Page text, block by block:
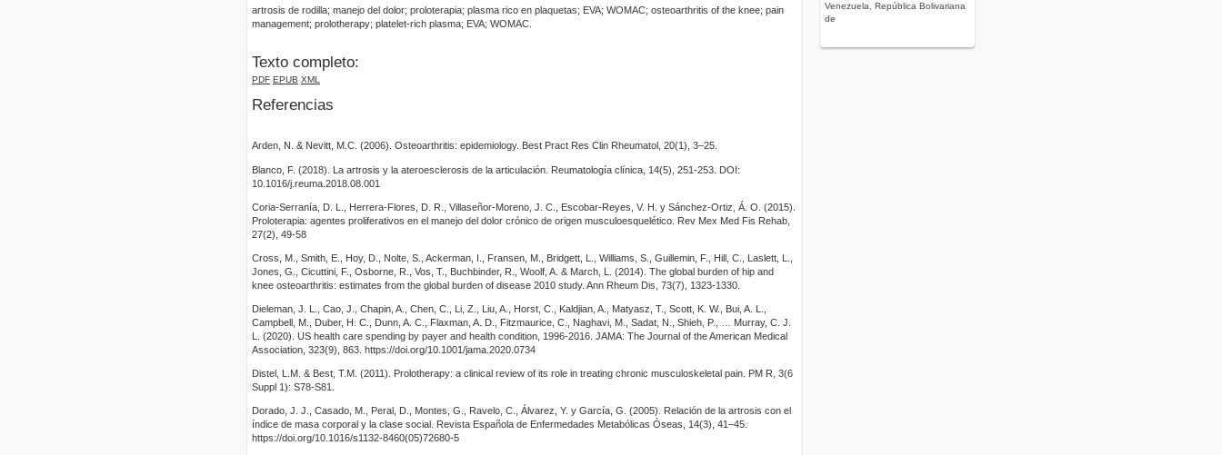
Venezuela, República Bolivariana
de
artrosis de rodilla; manejo del dolor; proloterapia; plasma rico en plaquetas; EVA; WOMAC; osteoarthritis of the knee; pain
management; prolotherapy; platelet-rich plasma; EVA; WOMAC.
Texto completo:
PDF EPUB XML
Referencias
Arden, N. & Nevitt, M.C. (2006). Osteoarthritis: epidemiology. Best Pract Res Clin Rheumatol, 20(1), 3–25.
Blanco, F. (2018). La artrosis y la ateroesclerosis de la articulación. Reumatología clínica, 14(5), 251-253. DOI:
10.1016/j.reuma.2018.08.001
Coria-Serranía, D. L., Herrera-Flores, D. R., Villaseñor-Moreno, J. C., Escobar-Reyes, V. H. y Sánchez-Ortiz, Á. O. (2015).
Proloterapia: agentes proliferativos en el manejo del dolor crónico de origen musculoesquelético. Rev Mex Med Fis Rehab,
27(2), 49-58
Cross, M., Smith, E., Hoy, D., Nolte, S., Ackerman, I., Fransen, M., Bridgett, L., Williams, S., Guillemin, F., Hill, C., Laslett, L.,
Jones, G., Cicuttini, F., Osborne, R., Vos, T., Buchbinder, R., Woolf, A. & March, L. (2014). The global burden of hip and
knee osteoarthritis: estimates from the global burden of disease 2010 study. Ann Rheum Dis, 73(7), 1323-1330.
Dieleman, J. L., Cao, J., Chapin, A., Chen, C., Li, Z., Liu, A., Horst, C., Kaldjian, A., Matyasz, T., Scott, K. W., Bui, A. L.,
Campbell, M., Duber, H. C., Dunn, A. C., Flaxman, A. D., Fitzmaurice, C., Naghavi, M., Sadat, N., Shieh, P., … Murray, C. J.
L. (2020). US health care spending by payer and health condition, 1996-2016. JAMA: The Journal of the American Medical
Association, 323(9), 863. https://doi.org/10.1001/jama.2020.0734
Distel, L.M. & Best, T.M. (2011). Prolotherapy: a clinical review of its role in treating chronic musculoskeletal pain. PM R, 3(6
Suppl 1): S78-S81.
Dorado, J. J., Casado, M., Peral, D., Montes, G., Ravelo, C., Álvarez, Y. y García, G. (2005). Relación de la artrosis con el
índice de masa corporal y la clase social. Revista Española de Enfermedades Metabólicas Óseas, 14(3), 41–45.
https://doi.org/10.1016/s1132-8460(05)72680-5